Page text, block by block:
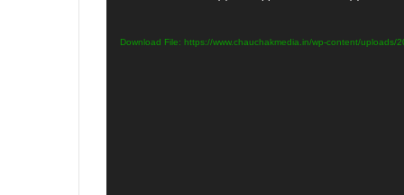
Download File: https://www.chauchakmedia.in/wp-content/uploads/